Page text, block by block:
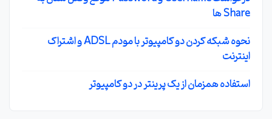
Share ها
نحوه شبکه کردن دو کامپیوتر با مودم ADSL و اشتراک
اینترنت
استفاده همزمان از یک پرینتر در دو کامپیوتر